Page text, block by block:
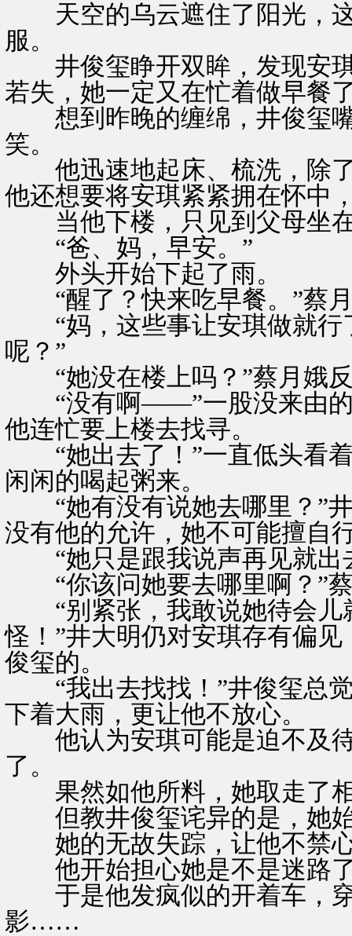
天空的乌云遮住了阳光，这
服。
井俊玺睁开双眸，发现安琪
若失，她一定又在忙着做早餐
想到昨晚的缠绵，井俊玺嘴
笑。
他迅速地起床、梳洗，除了
他还想要将安琪紧紧拥在怀中
当他下楼，只见到父母坐
“爸、妈，早安。”
外头开始下起了雨。
“醒了？快来吃早餐。”蔡月
“妈，这些事让安琪做就行
呢？”
“她没在楼上吗？”蔡月娥
“没有啊——”一股没来由的
他连忙要上楼去找寻。
“她出去了！”一直低头看着
闲闲的喝起粥来。
“她有没有说她去哪里？”井
没有他的允许，她不可能擅自
“她只是跟我说声再见就出
“你该问她要去哪里啊？”蔡
“别紧张，我敢说她待会儿
怪！”井大明仍对安琪存有偏
俊玺的。
“我出去找找！”井俊玺总觉
下着大雨，更让他不放心。
他认为安琪可能是迫不及待
了。
果然如他所料，她取走了
但教井俊玺诧异的是，她
她的无故失踪，让他不禁
他开始担心她是不是迷路
于是他发疯似的开着车，穿
影……